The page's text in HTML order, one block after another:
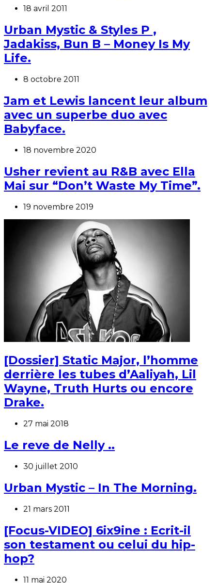
18 avril 2011
Urban Mystic & Styles P ,
Jadakiss, Bun B – Money Is My
Life.
8 octobre 2011
Jam et Lewis lancent leur album
avec un superbe duo avec
Babyface.
18 novembre 2020
Usher revient au R&B avec Ella
Mai sur “Don’t Waste My Time”.
19 novembre 2019
[Dossier] Static Major, l’homme
derrière les tubes d’Aaliyah, Lil
Wayne, Truth Hurts ou encore
Drake.
27 mai 2018
Le reve de Nelly ..
30 juillet 2010
Urban Mystic – In The Morning.
21 mars 2011
[Focus-VIDEO] 6ix9ine : Ecrit-il
son testament ou celui du hip-
hop?
11 mai 2020